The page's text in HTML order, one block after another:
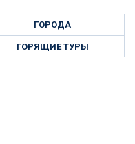
ГОРОДА
ГОРЯЩИЕ ТУРЫ